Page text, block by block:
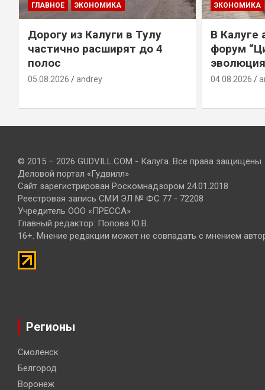
ГЛАВНОЕ ЭКОНОМИКА
Дорогу из Калуги в Тулу
частично расширят до 4
полос
05.08.2026 andrey
ЭКОНОМИКА
В Калуге
форум
04.08.2026
© 2015 – 2026 GUDVILL.COM - Калуга. Все права защищены.
Деловой портал «Гудвилл»
Сайт зарегистрирован Роскомнадзором 24.01.2018
Реестровая запись СМИ ЭЛ № ФС 77 - 72208
Учредитель ООО «ПРЕССА»
Главный редактор: Попова Ю.В.
16+. Мнение редакции может не совпадать с мнением
Регионы
Смоленск
Белгород
Воронеж